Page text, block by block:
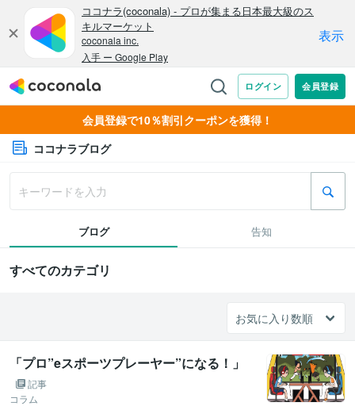
会員登録で10％割引クーポンを獲得！
ココナラブログ
ブログ 告知
すべてのカテゴリ
「プロ”eスポーツプレーヤー”になる！」
記事
コラム